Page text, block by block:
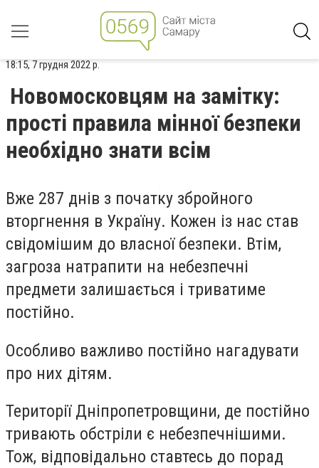
18:15, 7 грудня 2022 р.
Новомосковцям на замітку:
прості правила мінної безпеки
необхідно знати всім
Вже 287 днів з початку збройного
вторгнення в Україну. Кожен із нас став
свідомішим до власної безпеки. Втім,
загроза натрапити на небезпечні
предмети залишається і триватиме
постійно.
Особливо важливо постійно нагадувати
про них дітям.
Території Дніпропетровщини, де постійно
тривають обстріли є небезпечнішими.
Тож, відповідально ставтесь до порад